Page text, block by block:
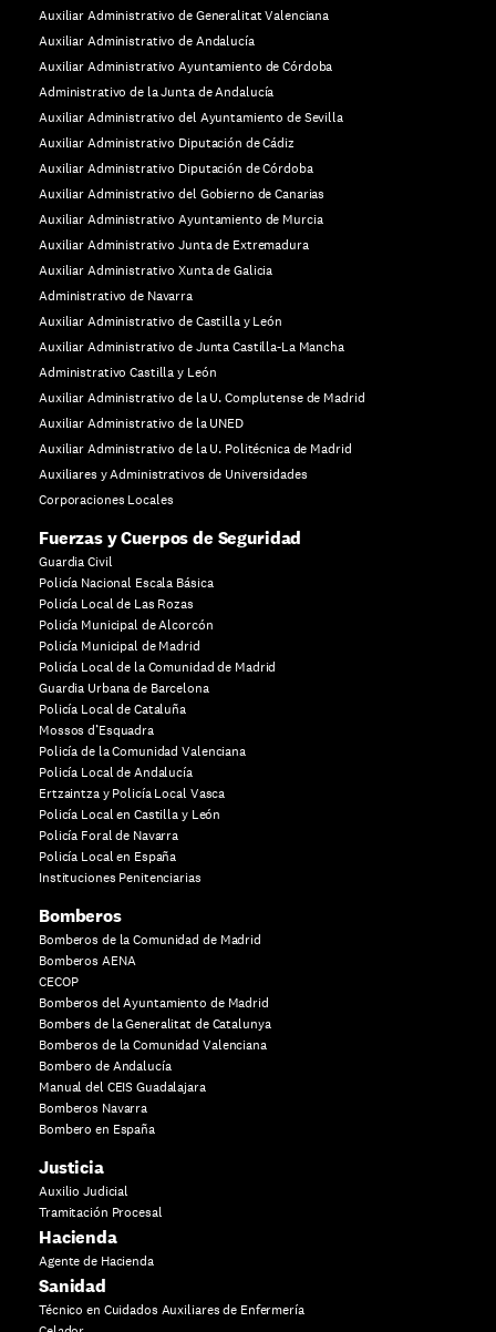
Auxiliar Administrativo de Generalitat Valenciana
Auxiliar Administrativo de Andalucía
Auxiliar Administrativo Ayuntamiento de Córdoba
Administrativo de la Junta de Andalucía
Auxiliar Administrativo del Ayuntamiento de Sevilla
Auxiliar Administrativo Diputación de Cádiz
Auxiliar Administrativo Diputación de Córdoba
Auxiliar Administrativo del Gobierno de Canarias
Auxiliar Administrativo Ayuntamiento de Murcia
Auxiliar Administrativo Junta de Extremadura
Auxiliar Administrativo Xunta de Galicia
Administrativo de Navarra
Auxiliar Administrativo de Castilla y León
Auxiliar Administrativo de Junta Castilla-La Mancha
Administrativo Castilla y León
Auxiliar Administrativo de la U. Complutense de Madrid
Auxiliar Administrativo de la UNED
Auxiliar Administrativo de la U. Politécnica de Madrid
Auxiliares y Administrativos de Universidades
Corporaciones Locales
Fuerzas y Cuerpos de Seguridad
Guardia Civil
Policía Nacional Escala Básica
Policía Local de Las Rozas
Policía Municipal de Alcorcón
Policía Municipal de Madrid
Policía Local de la Comunidad de Madrid
Guardia Urbana de Barcelona
Policía Local de Cataluña
Mossos d’Esquadra
Policía de la Comunidad Valenciana
Policía Local de Andalucía
Ertzaintza y Policía Local Vasca
Policía Local en Castilla y León
Policía Foral de Navarra
Policía Local en España
Instituciones Penitenciarias
Bomberos
Bomberos de la Comunidad de Madrid
Bomberos AENA
CECOP
Bomberos del Ayuntamiento de Madrid
Bombers de la Generalitat de Catalunya
Bomberos de la Comunidad Valenciana
Bombero de Andalucía
Manual del CEIS Guadalajara
Bomberos Navarra
Bombero en España
Justicia
Auxilio Judicial
Tramitación Procesal
Hacienda
Agente de Hacienda
Sanidad
Técnico en Cuidados Auxiliares de Enfermería